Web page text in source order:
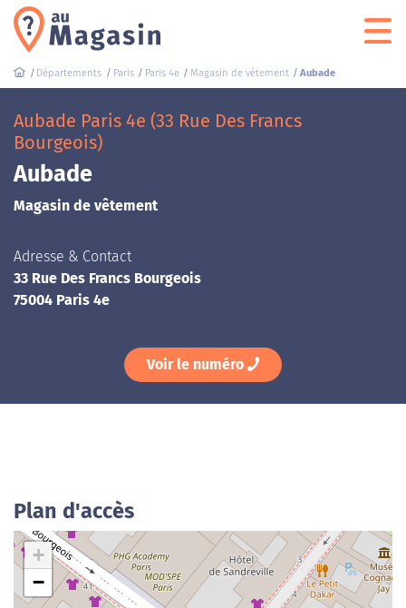
Départements Paris Paris 4e Magasin de vêtement Aubade
Aubade Paris 4e (33 Rue Des Francs
Bourgeois)
Aubade
Magasin de vêtement
Adresse & Contact
33 Rue Des Francs Bourgeois
75004 Paris 4e
Voir le numéro
Plan d'accès
+
−